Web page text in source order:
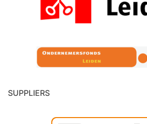
SUPPLIERS